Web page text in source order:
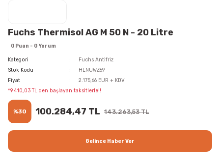
Fuchs Thermisol AG M 50 N - 20 Litre
0 Puan - 0 Yorum
Kategori
Fuchs Antifriz
Stok Kodu
HLNUWZ69
Fiyat
2.175,66 EUR + KDV
*9.410,03 TL den başlayan taksitlerle!!
%30 100.284,47 TL 143.263,53 TL
Gelince Haber Ver